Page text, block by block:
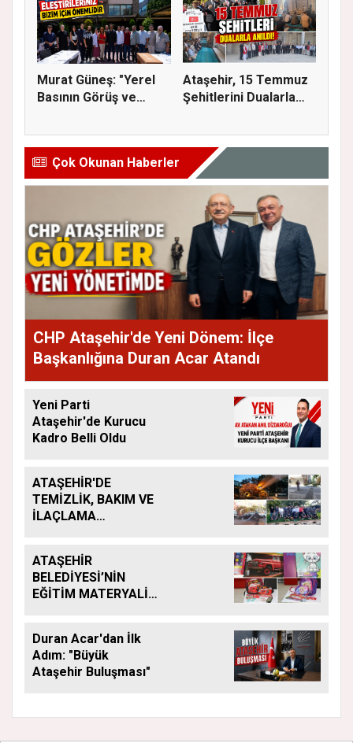
Murat Güneş: "Yerel
Basının Görüş ve
Ataşehir, 15 Temmuz
Şehitlerini Dualarla
Çok Okunan Haberler
CHP Ataşehir'de Yeni Dönem: İlçe
Başkanlığına Duran Acar Atandı
Yeni Parti
Ataşehir'de Kurucu
Kadro Belli Oldu
ATAŞEHİR'DE
TEMİZLİK, BAKIM VE
İLAÇLAMA
ATAŞEHİR
BELEDİYESİ’NİN
EĞİTİM MATERYALİ
SÜRÜYOR
Duran Acar'dan İlk
Adım: "Büyük
Ataşehir Buluşması"